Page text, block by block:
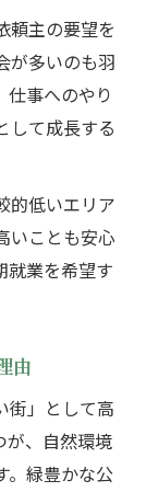
頼主の要望を
が多いのも羽
仕事へのやり
して成長する
的低いエリア
いことも安心
就業を希望す
由
街」として高
が、自然環境
。緑豊かな公